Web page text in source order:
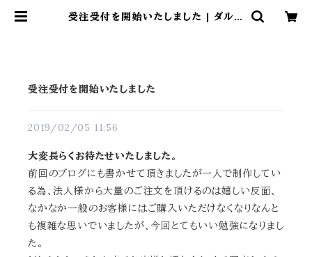
受注受付を開始いたしました | ダルマ
受注受付を開始いたしました
2019/02/05 11:56
大変長らくお待たせいたしました。
前回のブログにも書かせて頂きましたが一人で制作してい
る為、法人様から大量のご注文を頂けるのは嬉しい反面、
なかなか一般のお客様にはご購入いただけなくなりなんと
も複雑な思いでいましたが、今回とてもいい勉強になりまし
た。